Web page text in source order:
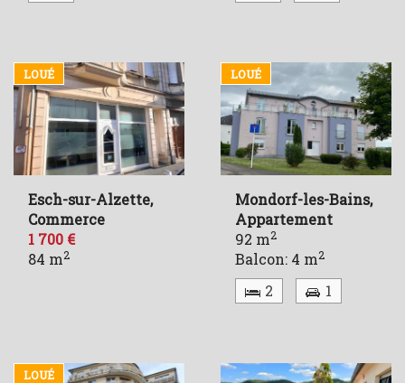
LOUÉ
Esch-sur-Alzette,
Commerce
1 700 €
84 m2
LOUÉ
Mondorf-les-Bains,
Appartement
92 m2
Balcon: 4 m2
2 1
LOUÉ